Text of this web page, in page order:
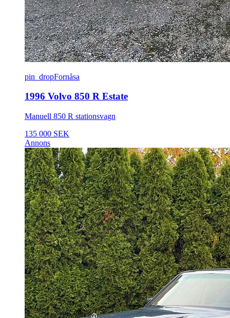
pin_dropFornåsa
1996 Volvo 850 R Estate
Manuell 850 R stationsvagn
135 000 SEK
Annons